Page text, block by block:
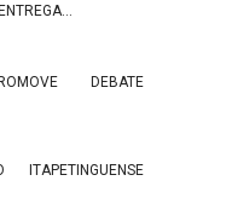
DEBATE